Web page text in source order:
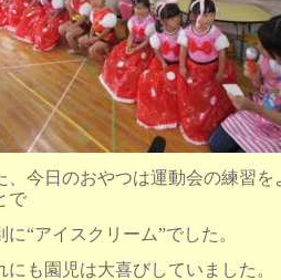
、今日のおやつは運動会の練習
で
に“アイスクリーム”でした。
にも園児は大喜びしていました。